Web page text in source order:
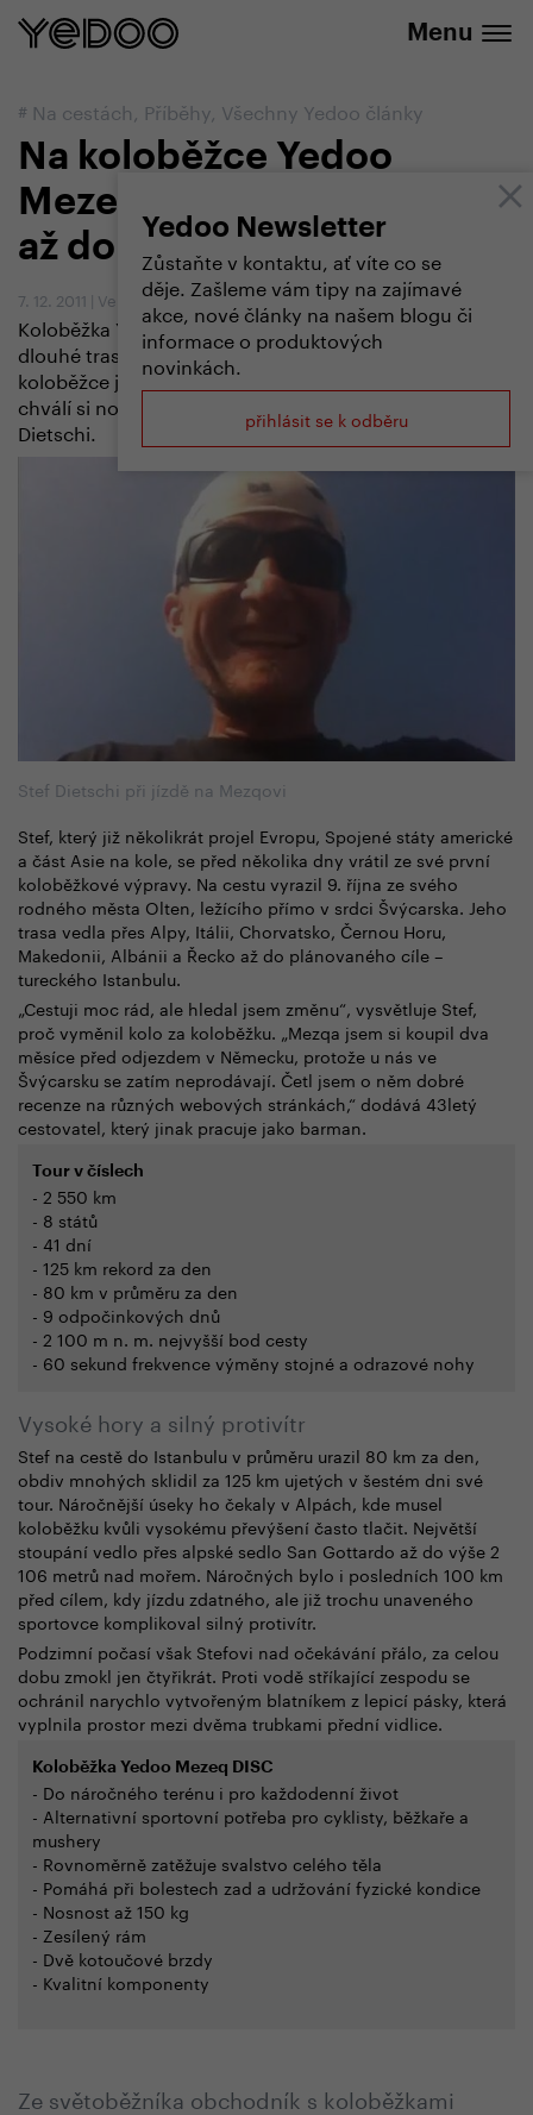
Menu
Yedoo Newsletter
Zůstaňte v kontaktu, ať víte co se
děje. Zašleme vám tipy na zajímavé
akce, nové články na našem blogu či
informace o produktových
novinkách.
přihlásit se k odběru
# Na cestách, Příběhy, Všechny Yedoo články
Na koloběžce Yedoo
Mezeq zdolal Alpy a dojel
až do Istanbulu
7. 12. 2011 | Vendula Kosíková
Koloběžka Yedoo Mezeq obstála v náročné 2 550 km
dlouhé trase ze švýcarského Oltenu do Istanbulu. „Na
koloběžce jsem jel poprvé a určitě ne naposledy“,
chválí si nový styl cestování zkušený světoběžník Stef
Dietschi.
Stef Dietschi při jízdě na Mezqovi
Stef, který již několikrát projel Evropu, Spojené státy americké
a část Asie na kole, se před několika dny vrátil ze své první
koloběžkové výpravy. Na cestu vyrazil 9. října ze svého
rodného města Olten, ležícího přímo v srdci Švýcarska. Jeho
trasa vedla přes Alpy, Itálii, Chorvatsko, Černou Horu,
Makedonii, Albánii a Řecko až do plánovaného cíle –
tureckého Istanbulu.
„Cestuji moc rád, ale hledal jsem změnu“, vysvětluje Stef,
proč vyměnil kolo za koloběžku. „Mezqa jsem si koupil dva
měsíce před odjezdem v Německu, protože u nás ve
Švýcarsku se zatím neprodávají. Četl jsem o něm dobré
recenze na různých webových stránkách,“ dodává 43letý
cestovatel, který jinak pracuje jako barman.
Tour v číslech
- 2 550 km
- 8 států
- 41 dní
- 125 km rekord za den
- 80 km v průměru za den
- 9 odpočinkových dnů
- 2 100 m n. m. nejvyšší bod cesty
- 60 sekund frekvence výměny stojné a odrazové nohy
Vysoké hory a silný protivítr
Stef na cestě do Istanbulu v průměru urazil 80 km za den,
obdiv mnohých sklidil za 125 km ujetých v šestém dni své
tour. Náročnější úseky ho čekaly v Alpách, kde musel
koloběžku kvůli vysokému převýšení často tlačit. Největší
stoupání vedlo přes alpské sedlo San Gottardo až do výše 2
106 metrů nad mořem. Náročných bylo i posledních 100 km
před cílem, kdy jízdu zdatného, ale již trochu unaveného
sportovce komplikoval silný protivítr.
Podzimní počasí však Stefovi nad očekávání přálo, za celou
dobu zmokl jen čtyřikrát. Proti vodě stříkající zespodu se
ochránil narychlo vytvořeným blatníkem z lepicí pásky, která
vyplnila prostor mezi dvěma trubkami přední vidlice.
Koloběžka Yedoo Mezeq DISC
- Do náročného terénu i pro každodenní život
- Alternativní sportovní potřeba pro cyklisty, běžkaře a
mushery
- Rovnoměrně zatěžuje svalstvo celého těla
- Pomáhá při bolestech zad a udržování fyzické kondice
- Nosnost až 150 kg
- Zesílený rám
- Dvě kotoučové brzdy
- Kvalitní komponenty
Ze světoběžníka obchodník s koloběžkami